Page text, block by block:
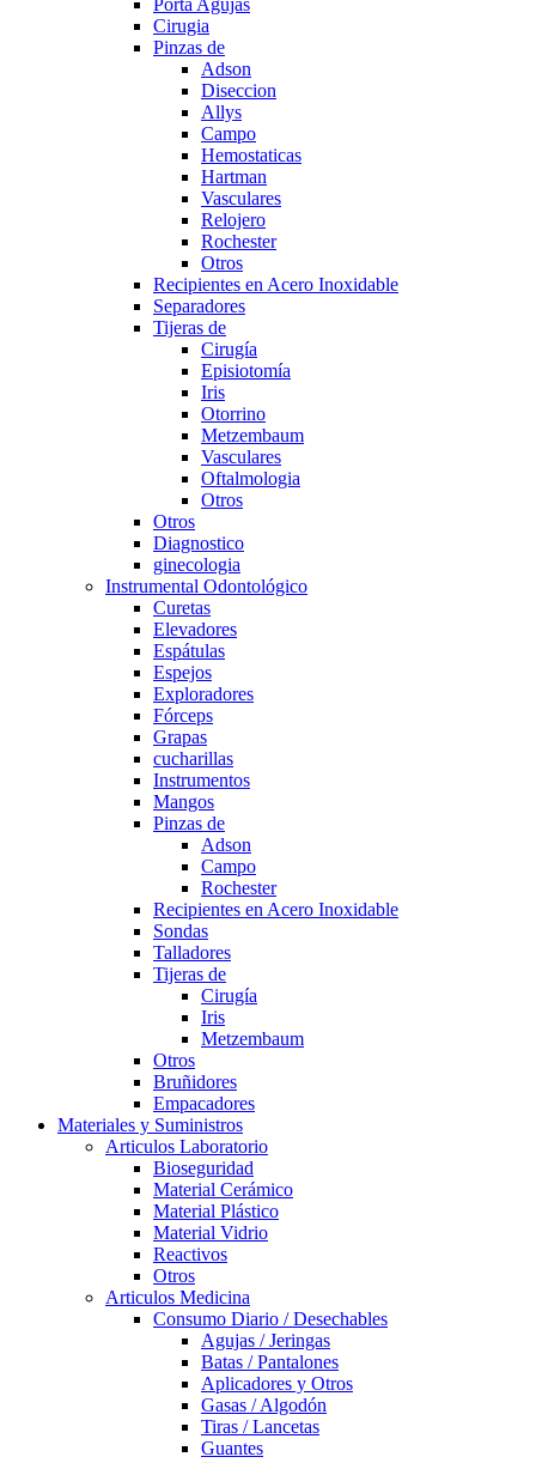
Porta Agujas
Cirugia
Pinzas de
Adson
Diseccion
Allys
Campo
Hemostaticas
Hartman
Vasculares
Relojero
Rochester
Otros
Recipientes en Acero Inoxidable
Separadores
Tijeras de
Cirugía
Episiotomía
Iris
Otorrino
Metzembaum
Vasculares
Oftalmologia
Otros
Otros
Diagnostico
ginecologia
Instrumental Odontológico
Curetas
Elevadores
Espátulas
Espejos
Exploradores
Fórceps
Grapas
cucharillas
Instrumentos
Mangos
Pinzas de
Adson
Campo
Rochester
Recipientes en Acero Inoxidable
Sondas
Talladores
Tijeras de
Cirugía
Iris
Metzembaum
Otros
Bruñidores
Empacadores
Materiales y Suministros
Articulos Laboratorio
Bioseguridad
Material Cerámico
Material Plástico
Material Vidrio
Reactivos
Otros
Articulos Medicina
Consumo Diario / Desechables
Agujas / Jeringas
Batas / Pantalones
Aplicadores y Otros
Gasas / Algodón
Tiras / Lancetas
Guantes